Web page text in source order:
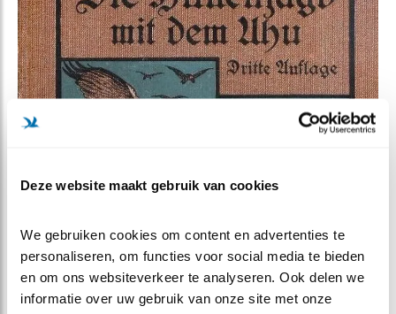
Deze website maakt gebruik van cookies
We gebruiken cookies om content en advertenties te
personaliseren, om functies voor social media te bieden
en om ons websiteverkeer te analyseren. Ook delen we
informatie over uw gebruik van onze site met onze